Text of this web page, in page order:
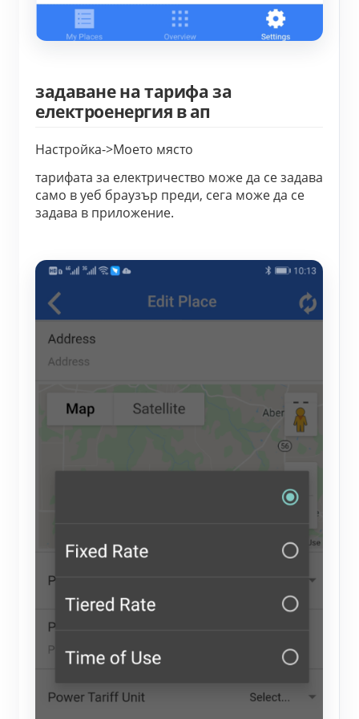
задаване на тарифа за
електроенергия в ап
Настройка->Моето място
тарифата за електричество може да се задава
само в уеб браузър преди, сега може да се
задава в приложение.